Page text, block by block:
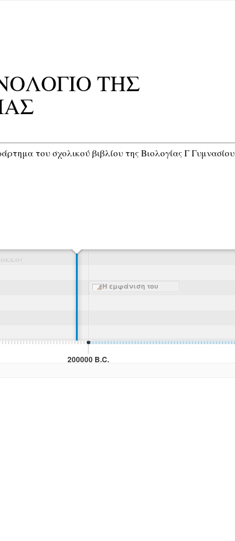
ΤΗΣ
του σχολικού βιβλίου της Βιολογίας Γ Γυμνασίου
Η εμφάνιση του
Homo Sapiens
200000 B.C.